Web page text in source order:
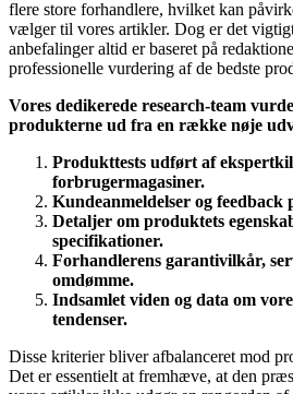
flere store forhandlere, hvilket kan
vælger til vores artikler. Dog er det
anbefalinger altid er baseret på
professionelle vurdering af de bedste
Vores dedikerede research-team
produkterne ud fra en række nøje
Produkttests udført af
forbrugermagasiner.
Kundeanmeldelser og feedback
Detaljer om produktets
specifikationer.
Forhandlerens garantivilkår,
omdømme.
Indsamlet viden og data om
tendenser.
Disse kriterier bliver afbalanceret mod
Det er essentielt at fremhæve, at den